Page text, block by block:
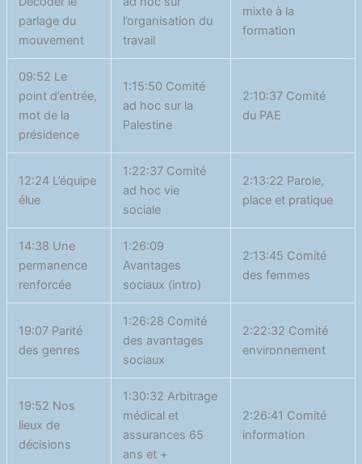
parlage du
mouvement
l’organisation du
travail
mixte à la
formation
09:52 Le
point d’entrée,
mot de la
présidence
1:15:50 Comité
ad hoc sur la
Palestine
2:10:37 Comité
du PAE
12:24 L’équipe
élue
1:22:37 Comité
ad hoc vie
sociale
2:13:22 Parole,
place et pratique
14:38 Une
permanence
renforcée
1:26:09
Avantages
sociaux (intro)
2:13:45 Comité
des femmes
19:07 Parité
des genres
1:26:28 Comité
des avantages
sociaux
2:22:32 Comité
environnement
19:52 Nos
lieux de
décisions
1:30:32 Arbitrage
médical et
assurances 65
ans et +
2:26:41 Comité
information